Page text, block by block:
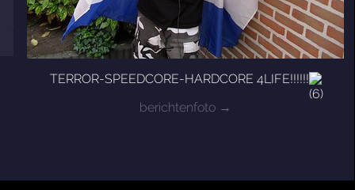
TERROR-SPEEDCORE-HARDCORE 4LIFE!!!!!!
berichtenfoto →